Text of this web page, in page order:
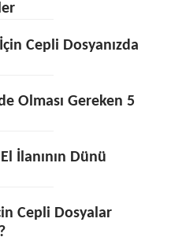
Cepli Dosyanızda
Olması Gereken 5
İlanının Dünü
Cepli Dosyalar